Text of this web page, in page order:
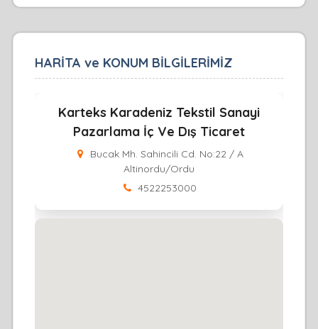
HARİTA ve KONUM BİLGİLERİMİZ
Karteks Karadeniz Tekstil Sanayi
Pazarlama İç Ve Dış Ticaret
Bucak Mh. Sahincili Cd. No:22 / A
Altinordu/Ordu
4522253000